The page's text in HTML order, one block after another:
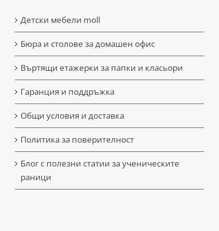
Детски мебели moll
Бюра и столове за домашен офис
Въртящи етажерки за папки и класьори
Гаранция и поддръжка
Общи условия и доставка
Политика за поверителност
Блог с полезни статии за ученическите
раници